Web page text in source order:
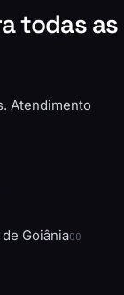
todas as
Atendimento
GoiâniaGO